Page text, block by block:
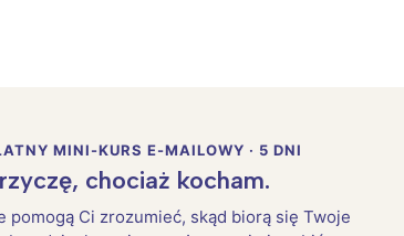
MINI-KURS E-MAILOWY · 5 DNI
chociaż kocham.
pomogą Ci zrozumieć, skąd biorą się Twoje